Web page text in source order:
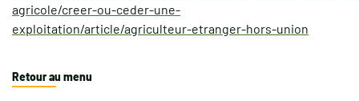
agricole/creer-ou-ceder-une-
exploitation/article/agriculteur-etranger-hors-union
Retour au menu